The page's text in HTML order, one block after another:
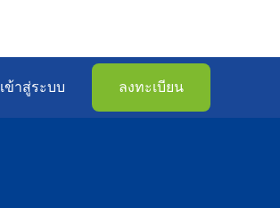
เข้าสู่ระบบ ลงทะเบียน